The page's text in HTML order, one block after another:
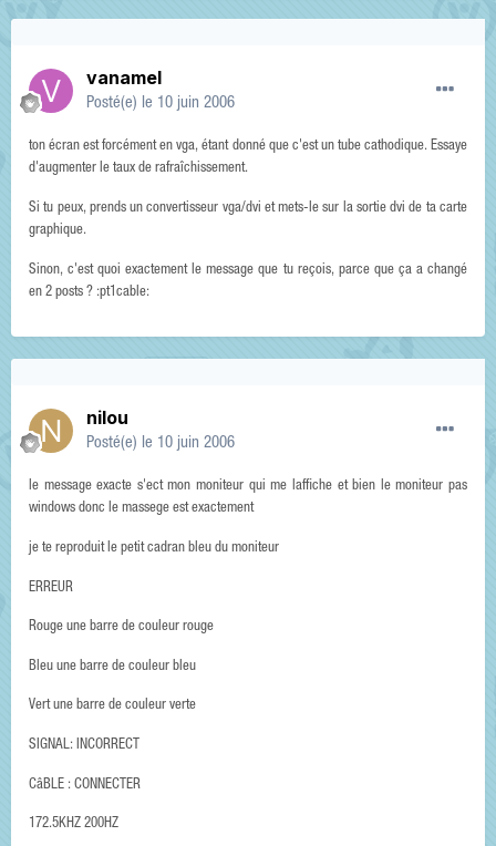
vanamel
Posté(e) le 10 juin 2006
ton écran est forcément en vga, étant donné que c'est un tube cathodique. Essaye
d'augmenter le taux de rafraîchissement.
Si tu peux, prends un convertisseur vga/dvi et mets-le sur la sortie dvi de ta carte
graphique.
Sinon, c'est quoi exactement le message que tu reçois, parce que ça a changé
en 2 posts ? :pt1cable:
nilou
Posté(e) le 10 juin 2006
le message exacte s'ect mon moniteur qui me laffiche et bien le moniteur pas
windows donc le massege est exactement
je te reproduit le petit cadran bleu du moniteur
ERREUR
Rouge une barre de couleur rouge
Bleu une barre de couleur bleu
Vert une barre de couleur verte
SIGNAL: INCORRECT
CâBLE : CONNECTER
172.5KHZ 200HZ